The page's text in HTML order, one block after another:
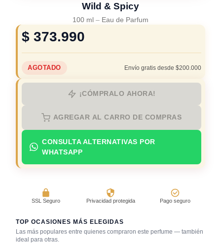
Wild & Spicy
100 ml – Eau de Parfum
$ 373.990
AGOTADO Envío gratis desde $200.000
¡CÓMPRALO AHORA!
AGREGAR AL CARRO DE COMPRAS
CONSULTA ALTERNATIVAS POR
WHATSAPP
SSL Seguro Privacidad protegida Pago seguro
TOP OCASIONES MÁS ELEGIDAS
Las más populares entre quienes compraron este perfume — también
ideal para otras.
Bar / cocteles